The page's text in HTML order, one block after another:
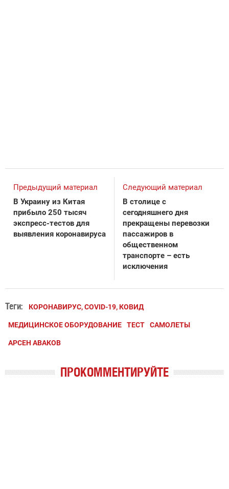
Предыдущий материал
В Украину из Китая
прибыло 250 тысяч
экспресс-тестов для
выявления коронавируса
Следующий материал
В столице с
сегодняшнего дня
прекращены перевозки
пассажиров в
общественном
транспорте – есть
исключения
Теги: КОРОНАВИРУС, COVID-19, КОВИД
МЕДИЦИНСКОЕ ОБОРУДОВАНИЕ ТЕСТ САМОЛЕТЫ
АРСЕН АВАКОВ
ПРОКОММЕНТИРУЙТЕ